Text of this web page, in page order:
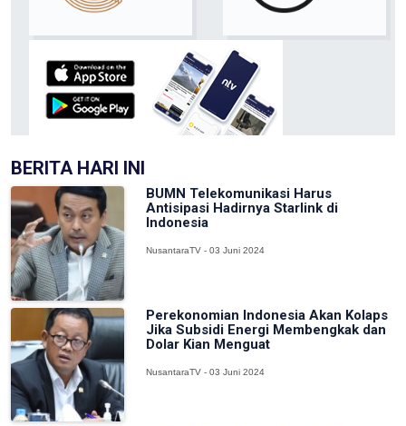
BERITA HARI INI
BUMN Telekomunikasi Harus
Antisipasi Hadirnya Starlink di
Indonesia
NusantaraTV - 03 Juni 2024
Perekonomian Indonesia Akan Kolaps
Jika Subsidi Energi Membengkak dan
Dolar Kian Menguat
NusantaraTV - 03 Juni 2024